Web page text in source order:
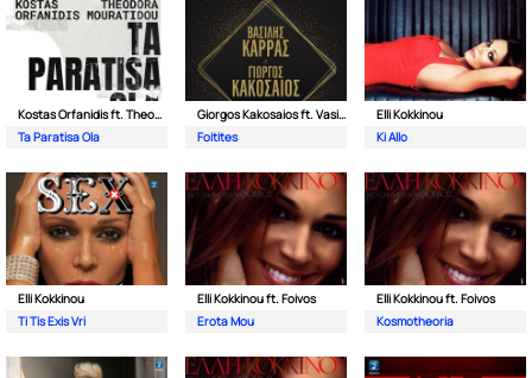
Kostas Orfanidis ft. Theodora Mouratidou
Ta Paratisa Ola
Giorgos Kakosaios ft. Vasilis Karras
Foitites
Elli Kokkinou
Ki Allo
Elli Kokkinou
Ti Tis Exis Vri
Elli Kokkinou ft. Foivos
Erota Mou
Elli Kokkinou ft. Foivos
Kosmotheoria